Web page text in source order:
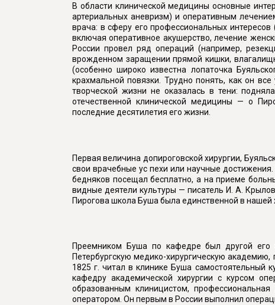
В области клинической медицины основные
артериальных аневризм) и оперативным
врача: в сферу его профессиональных
включая оперативное акушерство, лечение
России провел ряд операций (например,
врожденном заращении прямой кишки,
(особенно широко известна лопаточка
крахмальной повязки. Трудно понять, как он
творческой жизни не оказалась в тени:
отечественной клинической медицины — о
последние десятилетия его жизни.
Первая величина допироговской хирургии,
свои врачебные ус пехи или научные
бедняков посещал бесплатно, а на приеме
видные деятели культуры — писатель И. А.
Пирогова школа Буша была единственной в нашей
Преемником Буша по кафедре был другой его
Петербургскую медико-хирургическую
1825 г. читал в клинике Буша самостоятельный
кафедру академической хирургии с курсом
образованным клиницистом,
оператором. Он первым в России выполнил